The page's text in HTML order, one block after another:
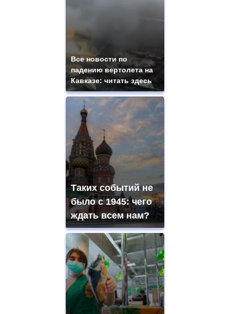
Все новости по
падению вертолета на
Кавказе: читать здесь
Таких событий не
было с 1945: чего
ждать всем нам?